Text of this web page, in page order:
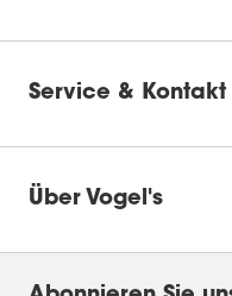
Service & Kontakt
Über Vogel's